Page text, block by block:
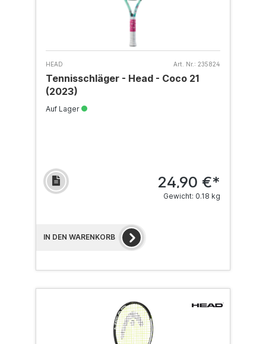
HEAD Art. Nr.: 235824
Tennisschläger - Head - Coco 21
(2023)
Auf Lager
24,90 €*
Gewicht: 0.18 kg
IN DEN WARENKORB